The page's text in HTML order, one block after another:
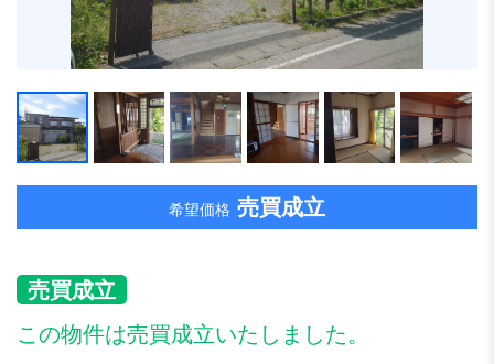
希望価格 売買成立
売買成立
この物件は売買成立いたしました。